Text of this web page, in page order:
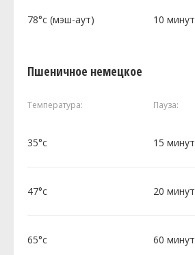
78°c (мэш-аут) 10 минут
Пшеничное немецкое
Температура: Пауза:
35°c 15 минут
47°c 20 минут
65°c 60 минут